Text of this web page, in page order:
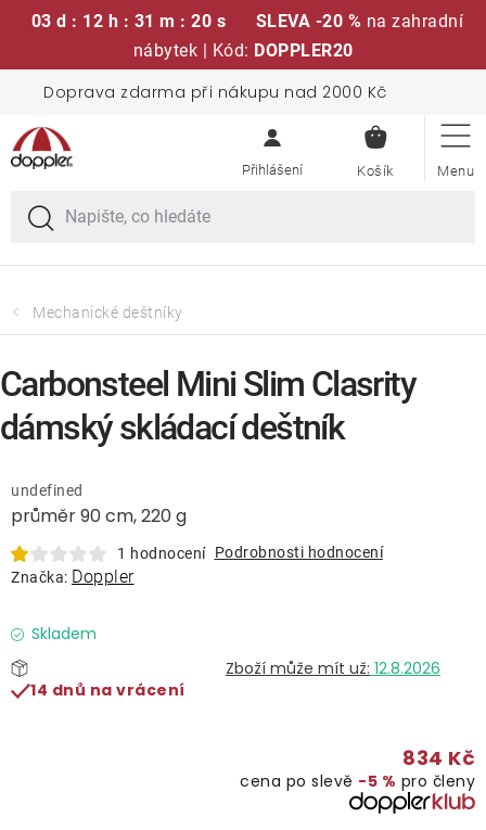
03 d : 12 h : 31 m : 20 s SLEVA -20 % na zahradní
nábytek | Kód: DOPPLER20
obsah
Doprava zdarma při nákupu nad 2000 Kč
KOŠÍK
Sedací soupravy
Slunečníky
Křesla a židle
Lavice a houpačky
Lehátka
Doplňky
Deštníky
Gastro produkty
Mechanické deštníky
průměr 90 cm, 220 g
undefined
1 hodnocení Podrobnosti hodnocení
Značka: Doppler
Skladem
12.8.2026
14 dnů na vrácení
834 Kč
cena po slevě −5 % pro členy
Carbonsteel Mini Slim Clasrity
dámský skládací deštník